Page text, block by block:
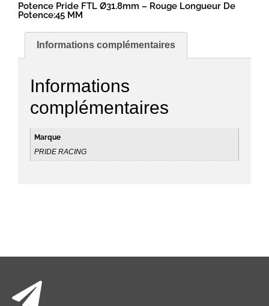
Potence Pride FTL Ø31.8mm – Rouge Longueur De
Potence:45 MM
Informations complémentaires
Informations
complémentaires
Marque
PRIDE RACING